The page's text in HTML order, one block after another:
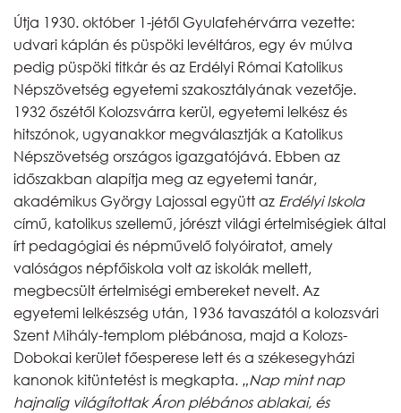
Útja 1930. október 1-jétől Gyulafehérvárra vezette:
udvari káplán és püspöki levéltáros, egy év múlva
pedig püspöki titkár és az Erdélyi Római Katolikus
Népszövetség egyetemi szakosztályának vezetője.
1932 őszétől Kolozsvárra kerül, egyetemi lelkész és
hitszónok, ugyanakkor megválasztják a Katolikus
Népszövetség országos igazgatójává. Ebben az
időszakban alapítja meg az egyetemi tanár,
akadémikus György Lajossal együtt az Erdélyi Iskola
című, katolikus szellemű, jórészt világi értelmiségiek által
írt pedagógiai és népművelő folyóiratot, amely
valóságos népfőiskola volt az iskolák mellett,
megbecsült értelmiségi embereket nevelt. Az
egyetemi lelkészség után, 1936 tavaszától a kolozsvári
Szent Mihály-templom plébánosa, majd a Kolozs-
Dobokai kerület főesperese lett és a székesegyházi
kanonok kitüntetést is megkapta. „Nap mint nap
hajnalig világítottak Áron plébános ablakai, és